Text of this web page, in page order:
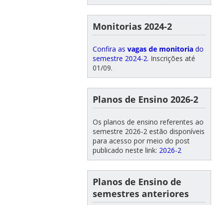
Monitorias 2024-2
Confira as vagas de monitoriado
semestre 2024-2. Inscrições até
01/09.
Planos de Ensino 2026-2
Os planos de ensino referentes ao
semestre 2026-2 estão disponíveis
para acesso por meio do post
publicado neste link: 2026-2
Planos de Ensino de
semestres anteriores